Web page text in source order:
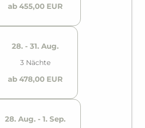
ab 455,00 EUR
28. - 31. Aug.
3 Nächte
ab 478,00 EUR
28. Aug. - 1. Sep.